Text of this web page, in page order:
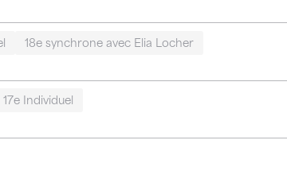
18e synchrone avec Elia Locher
17e Individuel